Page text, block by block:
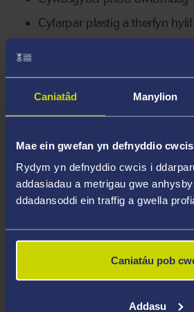
Caniatâd Manylion
Mae ein gwefan yn defnyddio cwcis
Rydym yn defnyddio cwcis i
addasiadau a metrigau gwe
ddadansoddi ein traffig a gwella
Caniatáu pob
Addasu
Cyfarpar plastig a therfyn
Set dadansoddi hidlo
ADDYSGU
Grym mewn Craffrwym
Ymddygiad Crychu Barau:
Euler
Anffurfiad fframiau